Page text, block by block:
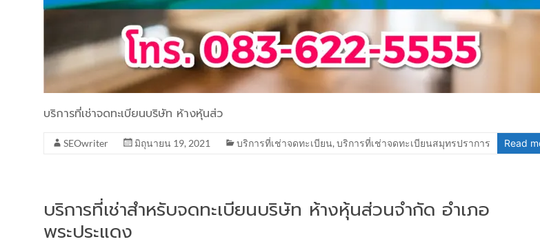
บริการที่เช่าจดทะเบียนบริษัท ห้างหุ้นส่ว
SEOwriter มิถุนายน 19, 2021 บริการที่เช่าจดทะเบียน, บริการที่เช่าจดทะเบียนสมุทรปราการ Read
บริการที่เช่าสำหรับจดทะเบียนบริษัท ห้างหุ้นส่วนจำกัด อำเภอ
พระประแดง